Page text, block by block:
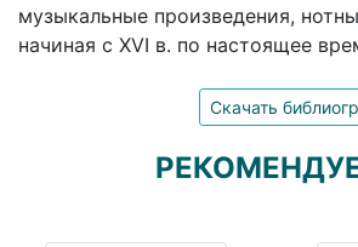
музыкальные произведения,
начиная с XVI в. по настоящее
Скачать